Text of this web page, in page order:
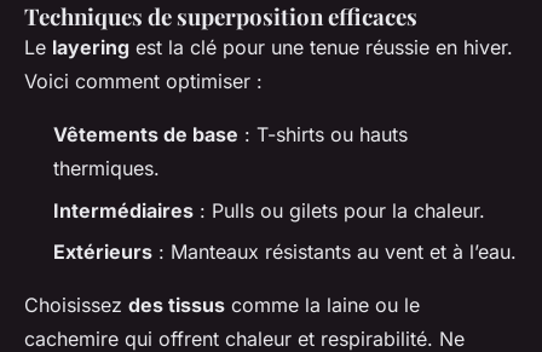
Techniques de superposition efficaces
Le layering est la clé pour une tenue réussie en hiver.
Voici comment optimiser :
Vêtements de base : T-shirts ou hauts
thermiques.
Intermédiaires : Pulls ou gilets pour la chaleur.
Extérieurs : Manteaux résistants au vent et à l’eau.
Choisissez des tissus comme la laine ou le
cachemire qui offrent chaleur et respirabilité. Ne